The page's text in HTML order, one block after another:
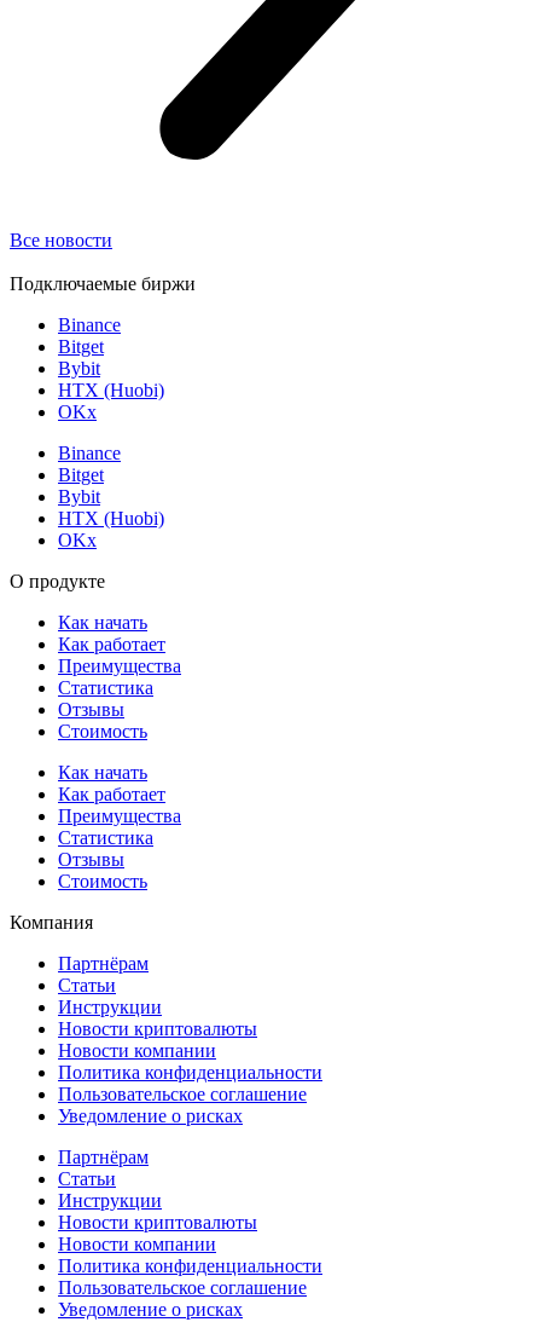
Все новости
Подключаемые биржи
Binance
Bitget
Bybit
HTX (Huobi)
OKx
Binance
Bitget
Bybit
HTX (Huobi)
OKx
О продукте
Как начать
Как работает
Преимущества
Статистика
Отзывы
Стоимость
Как начать
Как работает
Преимущества
Статистика
Отзывы
Стоимость
Компания
Партнёрам
Статьи
Инструкции
Новости криптовалюты
Новости компании
Политика конфиденциальности
Пользовательское соглашение
Уведомление о рисках
Партнёрам
Статьи
Инструкции
Новости криптовалюты
Новости компании
Политика конфиденциальности
Пользовательское соглашение
Уведомление о рисках